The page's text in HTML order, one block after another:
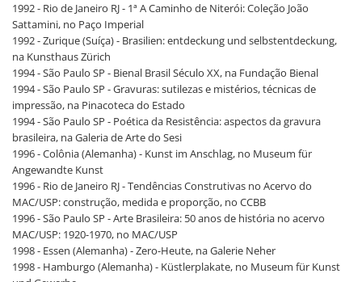
1992 - Rio de Janeiro RJ - 1ª A Caminho de Niterói: Coleção João
Sattamini, no Paço Imperial
1992 - Zurique (Suíça) - Brasilien: entdeckung und selbstentdeckung,
na Kunsthaus Zürich
1994 - São Paulo SP - Bienal Brasil Século XX, na Fundação Bienal
1994 - São Paulo SP - Gravuras: sutilezas e mistérios, técnicas de
impressão, na Pinacoteca do Estado
1994 - São Paulo SP - Poética da Resistência: aspectos da gravura
brasileira, na Galeria de Arte do Sesi
1996 - Colônia (Alemanha) - Kunst im Anschlag, no Museum für
Angewandte Kunst
1996 - Rio de Janeiro RJ - Tendências Construtivas no Acervo do
MAC/USP: construção, medida e proporção, no CCBB
1996 - São Paulo SP - Arte Brasileira: 50 anos de história no acervo
MAC/USP: 1920-1970, no MAC/USP
1998 - Essen (Alemanha) - Zero-Heute, na Galerie Neher
1998 - Hamburgo (Alemanha) - Küstlerplakate, no Museum für Kunst